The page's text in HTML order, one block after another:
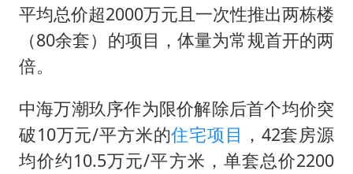
平均总价超2000万元且一次性推出两栋楼
（80余套）的项目，体量为常规首开的两
倍。
中海万潮玖序作为限价解除后首个均价突
破10万元/平方米的住宅项目 ，42套房源
均价约10.5万元/平方米，单套总价2200